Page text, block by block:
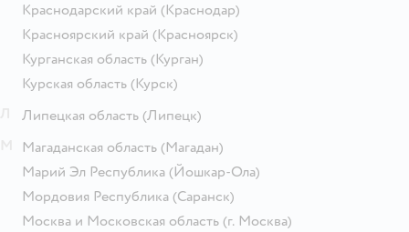
Краснодарский край (Краснодар)
Красноярский край (Красноярск)
Курганская область (Курган)
Курская область (Курск)
Липецкая область (Липецк)
Магаданская область (Магадан)
Марий Эл Республика (Йошкар-Ола)
Мордовия Республика (Саранск)
Москва и Московская область (г. Москва)